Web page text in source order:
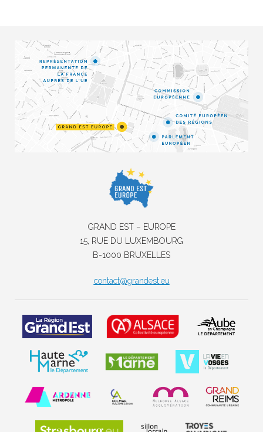
GRAND EST – EUROPE
15, RUE DU LUXEMBOURG
B-1000 BRUXELLES
contact@grandest.eu